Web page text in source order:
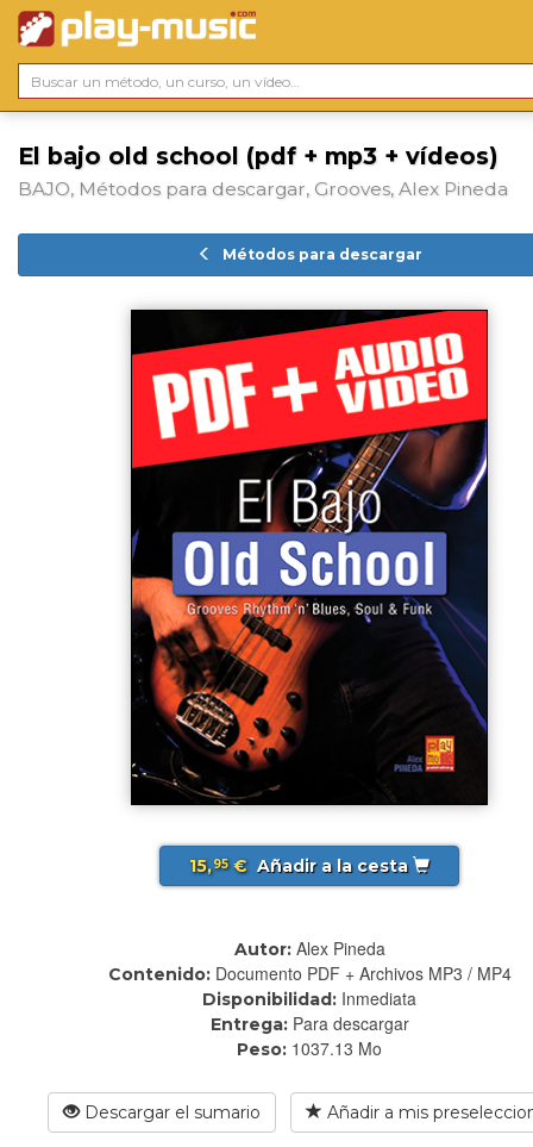
El bajo old school (pdf + mp3 + vídeos)
BAJO, Métodos para descargar, Grooves, Alex Pineda
Métodos para descargar
15,95€ Añadir a la cesta
Autor: Alex Pineda
Contenido: Documento PDF + Archivos MP3 / MP4
Disponibilidad: Inmediata
Entrega: Para descargar
Peso: 1037.13 Mo
Descargar el sumario Añadir a mis